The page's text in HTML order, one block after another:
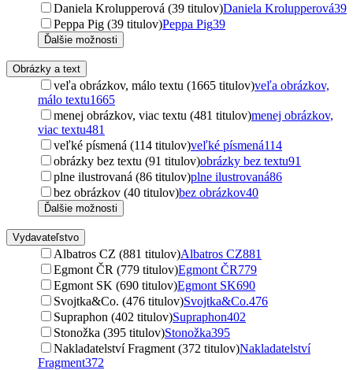
Daniela Krolupperová (39 titulov)Daniela Krolupperová39
Peppa Pig (39 titulov)Peppa Pig39
Ďalšie možnosti
Obrázky a text
veľa obrázkov, málo textu (1665 titulov)veľa obrázkov,
málo textu1665
menej obrázkov, viac textu (481 titulov)menej obrázkov,
viac textu481
veľké písmená (114 titulov)veľké písmená114
obrázky bez textu (91 titulov)obrázky bez textu91
plne ilustrovaná (86 titulov)plne ilustrovaná86
bez obrázkov (40 titulov)bez obrázkov40
Ďalšie možnosti
Vydavateľstvo
Albatros CZ (881 titulov)Albatros CZ881
Egmont ČR (779 titulov)Egmont ČR779
Egmont SK (690 titulov)Egmont SK690
Svojtka&Co. (476 titulov)Svojtka&Co.476
Supraphon (402 titulov)Supraphon402
Stonožka (395 titulov)Stonožka395
Nakladatelství Fragment (372 titulov)Nakladatelství
Fragment372